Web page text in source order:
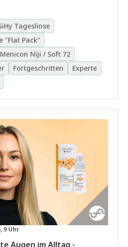
Tageslinse
"Flat Pack"
Menicon Niji / Soft 72
Fortgeschritten
Experte
9 Uhr
Augen im Alltag -